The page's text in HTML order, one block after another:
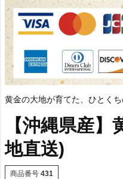
黄金の大地が育てた、ひとく
【沖縄県産
地直送)
商品番号 431